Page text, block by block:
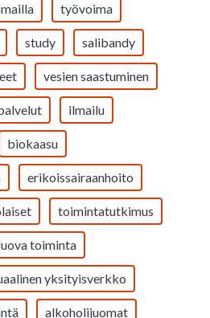
työvoima
study salibandy
vesien saastuminen
ilmailu
biokaasu
erikoissairaanhoito
toimintatutkimus
toiminta
yksityisverkko
alkoholijuomat